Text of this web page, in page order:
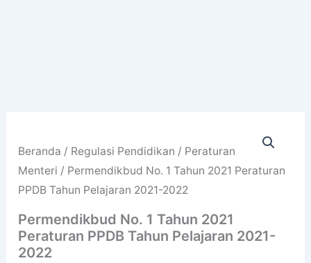
Beranda / Regulasi Pendidikan / Peraturan
Menteri / Permendikbud No. 1 Tahun 2021 Peraturan
PPDB Tahun Pelajaran 2021-2022
Permendikbud No. 1 Tahun 2021
Peraturan PPDB Tahun Pelajaran 2021-
2022